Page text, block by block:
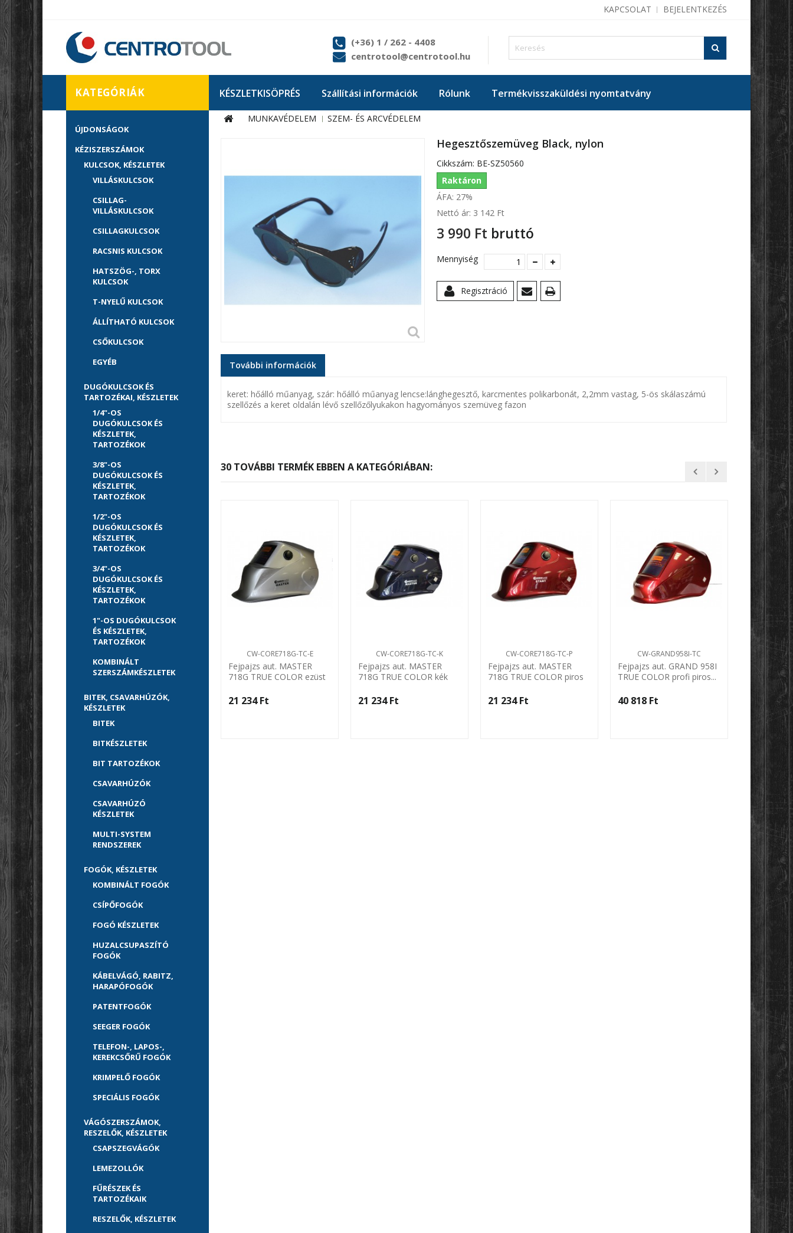
BEJELENTKEZÉS
KAPCSOLAT
(+36) 1 / 262 - 4408
centrotool@centrotool.hu
KÉSZLETKISÖPRÉS Szállítási információk Rólunk Termékvisszaküldési nyomtatvány
KATEGÓRIÁK
ÚJDONSÁGOK
KÉZISZERSZÁMOK
KULCSOK, KÉSZLETEK
VILLÁSKULCSOK
CSILLAG-
VILLÁSKULCSOK
CSILLAGKULCSOK
RACSNIS KULCSOK
HATSZÖG-, TORX
KULCSOK
T-NYELŰ KULCSOK
ÁLLÍTHATÓ KULCSOK
CSŐKULCSOK
EGYÉB
DUGÓKULCSOK ÉS
TARTOZÉKAI, KÉSZLETEK
1/4"-OS
DUGÓKULCSOK ÉS
KÉSZLETEK,
TARTOZÉKOK
3/8"-OS
DUGÓKULCSOK ÉS
KÉSZLETEK,
TARTOZÉKOK
1/2"-OS
DUGÓKULCSOK ÉS
KÉSZLETEK,
TARTOZÉKOK
3/4"-OS
DUGÓKULCSOK ÉS
KÉSZLETEK,
TARTOZÉKOK
1"-OS DUGÓKULCSOK
ÉS KÉSZLETEK,
TARTOZÉKOK
KOMBINÁLT
SZERSZÁMKÉSZLETEK
BITEK, CSAVARHÚZÓK,
KÉSZLETEK
BITEK
BITKÉSZLETEK
BIT TARTOZÉKOK
CSAVARHÚZÓK
CSAVARHÚZÓ
KÉSZLETEK
MULTI-SYSTEM
RENDSZEREK
FOGÓK, KÉSZLETEK
KOMBINÁLT FOGÓK
CSÍPŐFOGÓK
FOGÓ KÉSZLETEK
HUZALCSUPASZÍTÓ
FOGÓK
KÁBELVÁGÓ, RABITZ,
HARAPÓFOGÓK
PATENTFOGÓK
SEEGER FOGÓK
TELEFON-, LAPOS-,
KEREKCSŐRŰ FOGÓK
KRIMPELŐ FOGÓK
SPECIÁLIS FOGÓK
VÁGÓSZERSZÁMOK,
RESZELŐK, KÉSZLETEK
CSAPSZEGVÁGÓK
LEMEZOLLÓK
FŰRÉSZEK ÉS
TARTOZÉKAIK
RESZELŐK, KÉSZLETEK
MUNKAVÉDELEM SZEM- ÉS ARCVÉDELEM
Hegesztőszemüveg Black, nylon
Cikkszám: BE-SZ50560
Raktáron
ÁFA: 27%
Nettó ár: 3 142 Ft‎
3 990 Ft‎ bruttó
Mennyiség
Regisztráció
További információk
keret: hőálló műanyag, szár: hőálló műanyag lencse:lánghegesztő, karcmentes polikarbonát, 2,2mm vastag, 5-ös skálaszámú
szellőzés a keret oldalán lévő szellőzőlyukakon hagyományos szemüveg fazon
30 TOVÁBBI TERMÉK EBBEN A KATEGÓRIÁBAN:
CW-CORE718G-TC-E
Fejpajzs aut. MASTER
718G TRUE COLOR ezüst
21 234 Ft‎
CW-CORE718G-TC-K
Fejpajzs aut. MASTER
718G TRUE COLOR kék
21 234 Ft‎
CW-CORE718G-TC-P
Fejpajzs aut. MASTER
718G TRUE COLOR piros
21 234 Ft‎
CW-GRAND958I-TC
Fejpajzs aut. GRAND 958I
TRUE COLOR profi piros...
40 818 Ft‎
CW-
Fejpajzs
TRUE
40 818 Ft‎